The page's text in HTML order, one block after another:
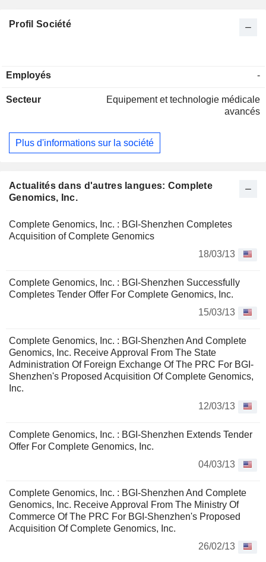
Actualités dans d'autres langues: Complete
Genomics, Inc.
Complete Genomics, Inc. : BGI-Shenzhen Completes
Acquisition of Complete Genomics
18/03/13
Complete Genomics, Inc. : BGI-Shenzhen Successfully
Completes Tender Offer For Complete Genomics, Inc.
15/03/13
Complete Genomics, Inc. : BGI-Shenzhen And Complete
Genomics, Inc. Receive Approval From The State
Administration Of Foreign Exchange Of The PRC For BGI-
Shenzhen's Proposed Acquisition Of Complete Genomics,
Inc.
12/03/13
Complete Genomics, Inc. : BGI-Shenzhen Extends Tender
Offer For Complete Genomics, Inc.
04/03/13
Complete Genomics, Inc. : BGI-Shenzhen And Complete
Genomics, Inc. Receive Approval From The Ministry Of
Commerce Of The PRC For BGI-Shenzhen's Proposed
Acquisition Of Complete Genomics, Inc.
26/02/13
Profil Société
Employés -
Secteur
Equipement et technologie médicale
avancés
Plus d'informations sur la société